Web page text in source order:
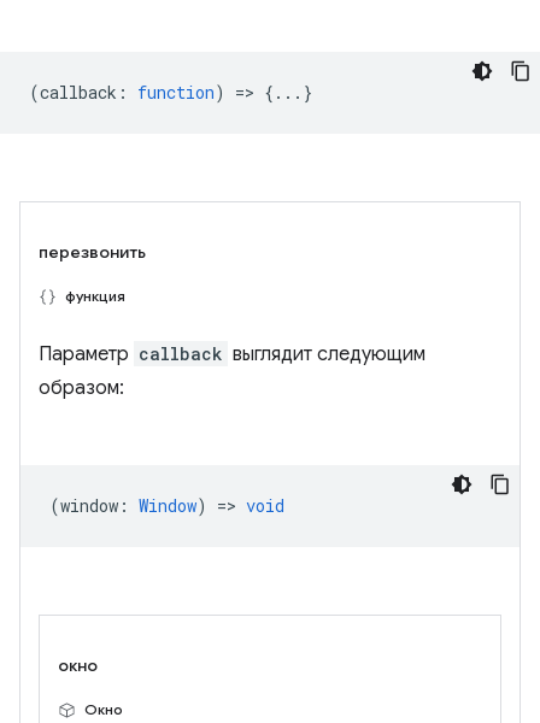
(callback : function) => {...}
перезвонить
функция
Параметр callback выглядит следующим
образом:
(window : Window) => void
окно
Окно